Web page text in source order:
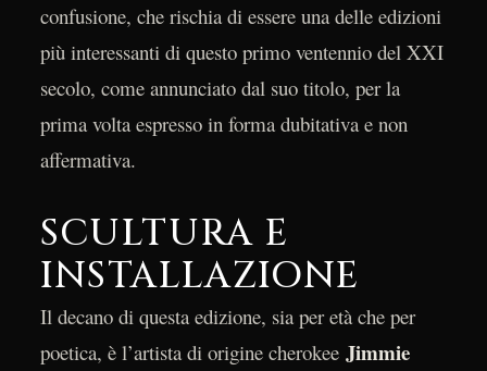
confusione, che rischia di essere una delle edizioni
più interessanti di questo primo ventennio del XXI
secolo, come annunciato dal suo titolo, per la
prima volta espresso in forma dubitativa e non
affermativa.
SCULTURA E
INSTALLAZIONE
Il decano di questa edizione, sia per età che per
poetica, è l’artista di origine cherokee Jimmie